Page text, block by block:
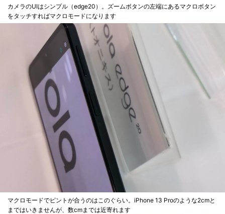
カメラのUIはシンプル（edge20）。ズームボタンの左端にあるマクロボタン
をタッチすればマクロモードになります
マクロモードでピントが合うのはこのぐらい。iPhone 13 Proのような2cmと
まではいきませんが、数cmまでは近寄れます